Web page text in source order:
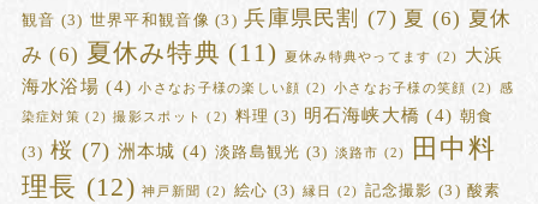
観音 (3) 世界平和観音像 (3) 兵庫県民割 (7) 夏 (6) 夏休
み (6) 夏休み特典 (11) 夏休み特典やってます (2)
大浜
海水浴場 (4) 小さなお子様の楽しい顔 (2) 小さなお子様の笑顔 (2) 感
染症対策 (2) 撮影スポット (2) 料理 (3) 明石海峡大橋 (4) 朝食
(3) 桜 (7) 洲本城 (4) 淡路島観光 (3) 淡路市 (2)
田中料
理長 (12) 神戸新聞 (2) 絵心 (3) 縁日 (2) 記念撮影 (3) 酸素